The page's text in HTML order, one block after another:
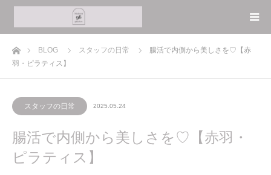
ホームBLOG スタッフの日常
腸活で内側から美しさを♡【赤
羽・ピラティス】
スタッフの日常 2025.05.24
腸活で内側から美しさを♡【赤羽・
ピラティス】